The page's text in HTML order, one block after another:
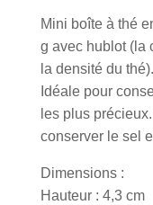
Mini boîte à thé
g avec hublot (la
la densité du thé).
Idéale pour
les plus
conserver le sel
Dimensions :
Hauteur : 4,3 cm